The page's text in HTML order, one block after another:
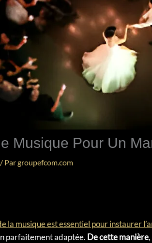
Musique Pour Un
Pargroupefcom.com
la musique est essentiel pour instaurer
parfaitement adaptée. De cette manière